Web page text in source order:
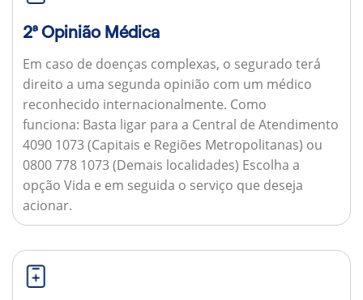
2ª Opinião Médica
Em caso de doenças complexas, o segurado terá
direito a uma segunda opinião com um médico
reconhecido internacionalmente. Como
funciona: Basta ligar para a Central de Atendimento
4090 1073 (Capitais e Regiões Metropolitanas) ou
0800 778 1073 (Demais localidades) Escolha a
opção Vida e em seguida o serviço que deseja
acionar.